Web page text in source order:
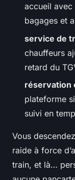
accueil avec
bagages et
service de
chauffeurs
retard du
réservation
plateforme
suivi en
Vous
raide à force
train, et là…